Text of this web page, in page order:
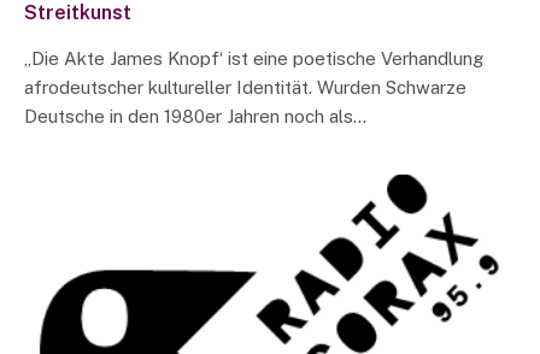
Streitkunst
„Die Akte James Knopf‘ ist eine poetische Verhandlung
afrodeutscher kultureller Identität. Wurden Schwarze
Deutsche in den 1980er Jahren noch als…